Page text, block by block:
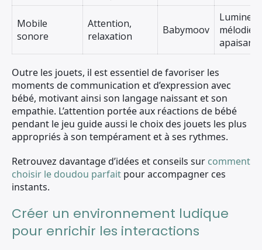
Mobile
sonore
Attention,
relaxation
Babymoov
mélodies
Outre les jouets, il est essentiel de favoriser les
moments de communication et d’expression avec
bébé, motivant ainsi son langage naissant et son
empathie. L’attention portée aux réactions de bébé
pendant le jeu guide aussi le choix des jouets les plus
appropriés à son tempérament et à ses rythmes.
Retrouvez davantage d’idées et conseils sur comment
choisir le doudou parfait pour accompagner ces
instants.
Créer un environnement ludique
pour enrichir les interactions